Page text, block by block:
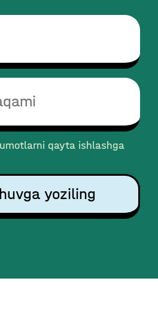
qayta ishlashga
yoziling